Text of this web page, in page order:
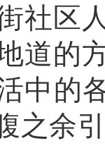
社区
道的
中的
之余